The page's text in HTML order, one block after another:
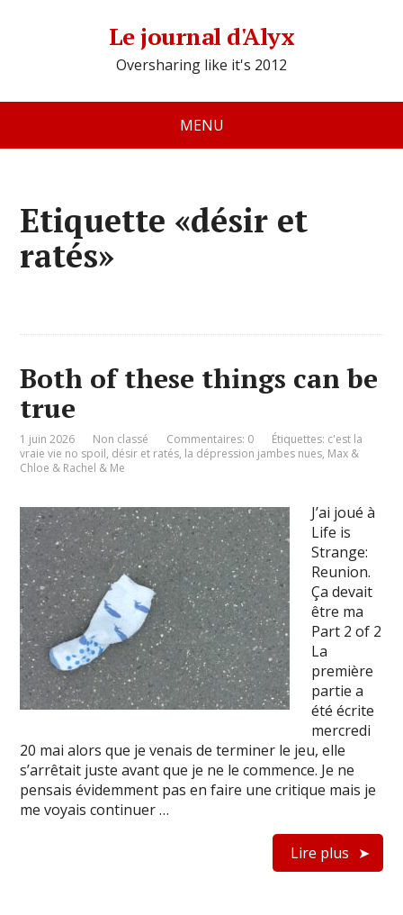
Le journal d'Alyx
Oversharing like it's 2012
MENU
Etiquette «désir et
ratés»
Both of these things can be
true
1 juin 2026 Non classé Commentaires: 0 Étiquettes: c'est la
vraie vie no spoil, désir et ratés, la dépression jambes nues, Max &
Chloe & Rachel & Me
J’ai joué à
Life is
Strange:
Reunion.
Ça devait
être ma
Part 2 of 2
La
première
partie a
été écrite
mercredi
20 mai alors que je venais de terminer le jeu, elle
s’arrêtait juste avant que je ne le commence. Je ne
pensais évidemment pas en faire une critique mais je
me voyais continuer …
Lire plus